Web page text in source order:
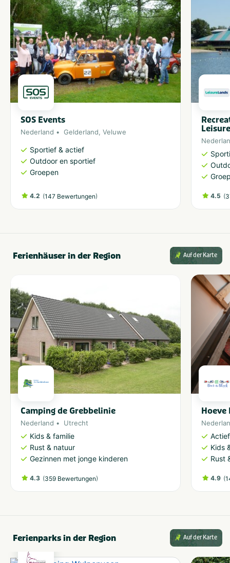
SOS Events
Nederland Gelderland, Veluwe
Sportief & actief
Outdoor en sportief
Groepen
4.2 (147 Bewertungen) 4.5 (
Ferienhäuser in der Region Auf der Karte
Camping de Grebbelinie
Nederland Utrecht
Kids & familie
Rust & natuur
Gezinnen met jonge kinderen
4.3 (359 Bewertungen)
Hoeve
Kids
Rust
4.9 (
Ferienparks in der Region Auf der Karte